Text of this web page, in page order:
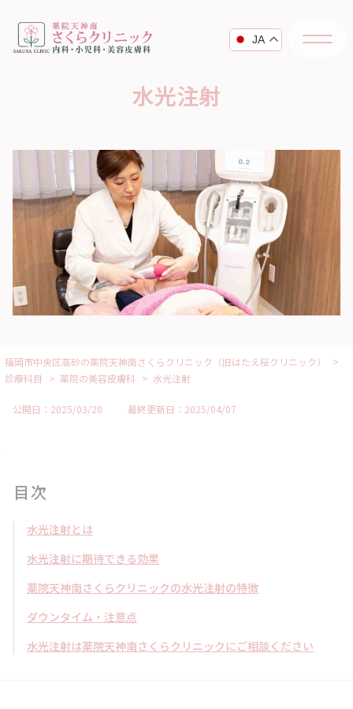
水光注射
福岡市中央区高砂の薬院天神南さくらクリニック（旧はたえ桜クリニック） >
診療科目 > 薬院の美容皮膚科 > 水光注射
公開日：2025/03/20 最終更新日：2025/04/07
目次
水光注射とは
水光注射に期待できる効果
薬院天神南さくらクリニックの水光注射の特徴
ダウンタイム・注意点
水光注射は薬院天神南さくらクリニックにご相談ください
JA